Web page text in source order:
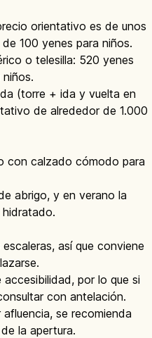
orientativo es de unos
100 yenes para niños.
o telesilla: 520 yenes
(torre + ida y vuelta en
de alrededor de 1.000
con calzado cómodo para
abrigo, y en verano la
así que conviene
por lo que si
con antelación.
se recomienda
la apertura.